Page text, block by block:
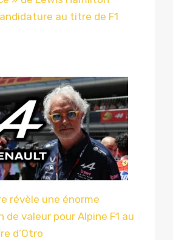
au titre de F1
révèle une énorme
de valeur pour Alpine F1 au
d’Otro